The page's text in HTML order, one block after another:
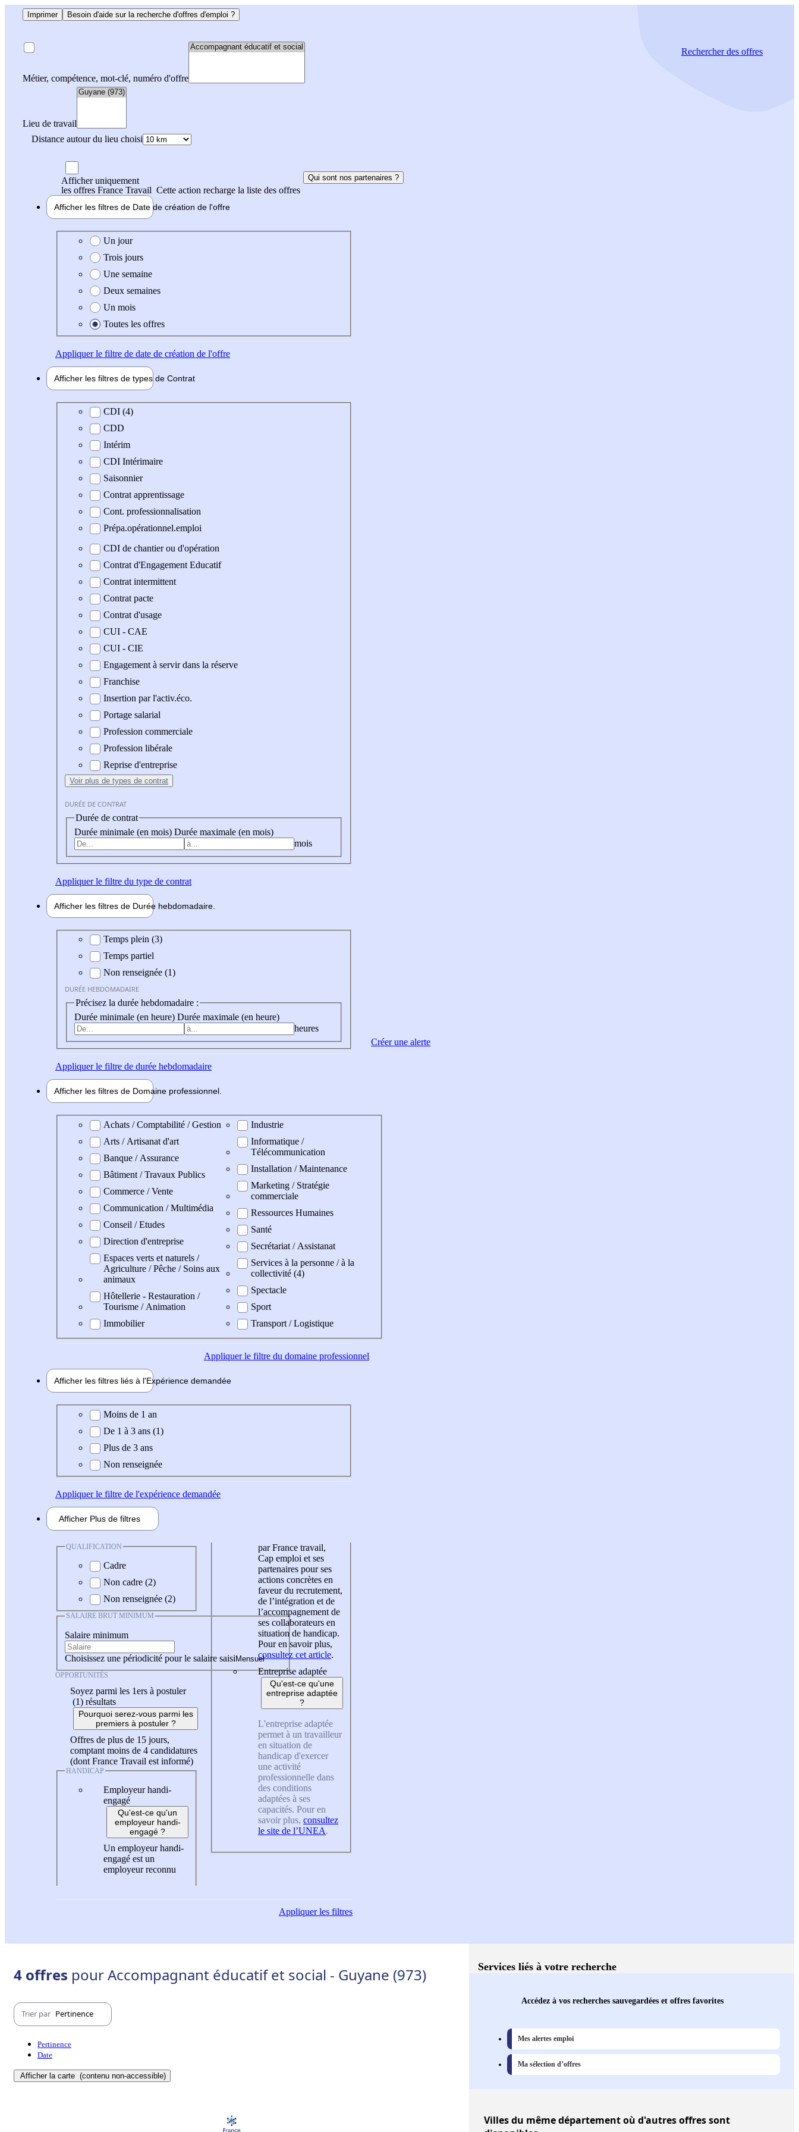
Imprimer Besoin d'aide sur la recherche d'offres d'emploi ?
Métier, compétence, mot-clé, numéro d'offre
Lieu de travail
Distance autour du lieu choisi
Rechercherdes offres
Afficher uniquement
les offres France Travail Cette action recharge la liste des offres
Qui sont nos partenaires ?
Afficher les filtres de Date de création de l'offre
Date de création de l'offre
Un jour
Trois jours
Une semaine
Deux semaines
Un mois
Toutes les offres
Appliquerle filtre de date de création de l'offre
Afficher les filtres de types de Contrat
Type de contrat
CDI (4)
CDD
Intérim
CDI Intérimaire
Saisonnier
Contrat apprentissage
Cont. professionnalisation
Prépa.opérationnel.emploi
CDI de chantier ou d'opération
Contrat d'Engagement Educatif
Contrat intermittent
Contrat pacte
Contrat d'usage
CUI - CAE
CUI - CIE
Engagement à servir dans la réserve
Franchise
Insertion par l'activ.éco.
Portage salarial
Profession commerciale
Profession libérale
Reprise d'entreprise
Voir plus de types de contrat
DURÉE DE CONTRAT
Durée de contrat
Durée minimale (en mois) Durée maximale (en mois)
mois
Appliquerle filtre du type de contrat
Afficher les filtres de Durée hebdomadaire
Durée hebdomadaire
Temps plein (3)
Temps partiel
Non renseignée (1)
DURÉE HEBDOMADAIRE
Précisez la durée hebdomadaire :
Durée minimale (en heure) Durée maximale (en heure)
heures
Appliquerle filtre de durée hebdomadaire
Afficher les filtres de Domaine professionnel
Domaine professionel
Achats / Comptabilité / Gestion
Arts / Artisanat d'art
Banque / Assurance
Bâtiment / Travaux Publics
Commerce / Vente
Communication / Multimédia
Conseil / Etudes
Direction d'entreprise
Espaces verts et naturels /
Agriculture / Pêche / Soins aux
animaux
Hôtellerie - Restauration /
Tourisme / Animation
Immobilier
Industrie
Informatique /
Télécommunication
Installation / Maintenance
Marketing / Stratégie
commerciale
Ressources Humaines
Santé
Secrétariat / Assistanat
Services à la personne / à la
collectivité (4)
Spectacle
Sport
Transport / Logistique
Appliquerle filtre du domaine professionnel
Afficher les filtres liés à l'Expérience demandée
Expérience demandée
Moins de 1 an
De 1 à 3 ans (1)
Plus de 3 ans
Non renseignée
Appliquerle filtre de l'expérience demandée
Afficher Plus de filtres
QUALIFICATION
Cadre
Non cadre (2)
Non renseignée (2)
SALAIRE BRUT MINIMUM
Salaire minimum
Choisissez une périodicité pour le salaire saisi
OPPORTUNITÉS
Soyez parmi les 1ers à postuler
(1) résultats
Pourquoi serez-vous parmi les
premiers à postuler ?
Offres de plus de 15 jours,
comptant moins de 4 candidatures
(dont France Travail est informé)
HANDICAP
Employeur handi-
engagé
Qu'est-ce qu'un
employeur handi-
engagé ?
Un employeur handi-
engagé est un
employeur reconnu
par France travail,
Cap emploi et ses
partenaires pour ses
actions concrètes en
faveur du recrutement,
de l’intégration et de
l’accompagnement de
ses collaborateurs en
situation de handicap.
Pour en savoir plus,
consultez cet article.
Entreprise adaptée
Qu'est-ce qu'une
entreprise adaptée
?
L'entreprise adaptée
permet à un travailleur
en situation de
handicap d'exercer
une activité
professionnelle dans
des conditions
adaptées à ses
capacités. Pour en
savoir plus, consultez
le site de l’UNEA.
Appliquerles filtres
Créer une alerte
4 offres pour Accompagnant éducatif et social - Guyane (973)
Trier par Pertinence
Pertinence
Date
Afficher la carte (contenu non-accessible)
Services liés à votre recherche
Accédez à vos recherches sauvegardées et offres favorites
Mes alertes emploi
Ma sélection d’offres
Villesdu même département où d'autres offres sont